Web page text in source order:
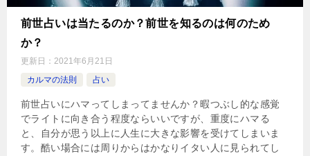
前世占いは当たるのか？前世を知るのは何のため
か？
更新日： 2021年6月21日
カルマの法則
占い
前世占いにハマってしまってませんか？暇つぶし的な感覚
でライトに向き合う程度ならいいですが、重度にハマる
と、自分が思う以上に人生に大きな影響を受けてしまいま
す。酷い場合には周りからはかなりイタい人に見られてし